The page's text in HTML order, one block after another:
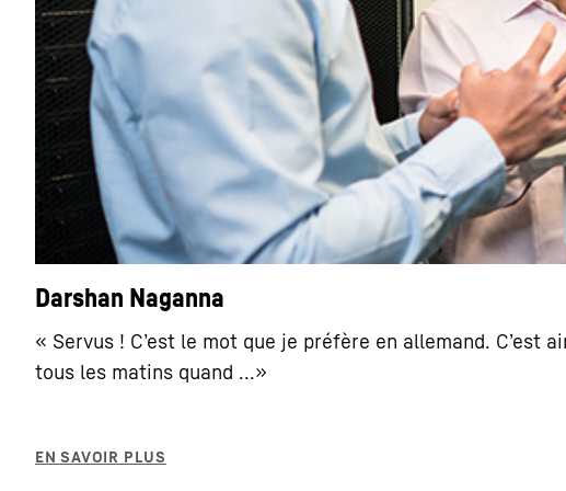
Darshan Naganna
« Servus ! C’est le mot que je préfère en allemand. C’est
tous les matins quand ...»